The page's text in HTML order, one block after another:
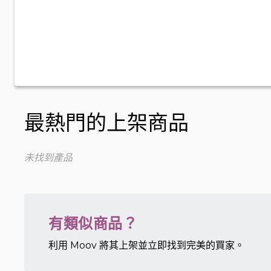
最熱門的上架商品
未找到產品
有類似商品？
利用 Moov 將其上架並立即找到完美的買家。